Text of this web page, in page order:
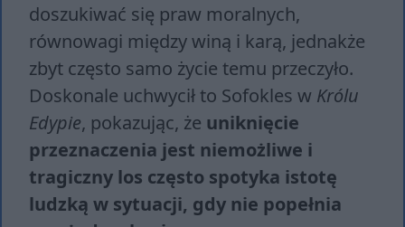
doszukiwać się praw moralnych,
równowagi między winą i karą, jednakże
zbyt często samo życie temu przeczyło.
Doskonale uchwycił to Sofokles w Królu
Edypie, pokazując, że uniknięcie
przeznaczenia jest niemożliwe i
tragiczny los często spotyka istotę
ludzką w sytuacji, gdy nie popełnia